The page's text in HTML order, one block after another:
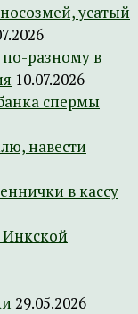
усатый
по-разному в
10.07.2026
спермы
навести
в кассу
Инкской
29.05.2026